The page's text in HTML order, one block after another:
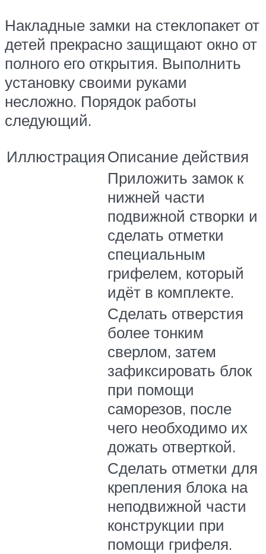
Накладные замки на стеклопакет от
детей прекрасно защищают окно от
полного его открытия. Выполнить
установку своими руками
несложно. Порядок работы
следующий.​
ИллюстрацияОписание действия
Приложить замок к
нижней части
подвижной створки и
сделать отметки
специальным
грифелем, который
идёт в комплекте.
Сделать отверстия
более тонким
сверлом, затем
зафиксировать блок
при помощи
саморезов, после
чего необходимо их
дожать отверткой.
Сделать отметки для
крепления блока на
неподвижной части
конструкции при
помощи грифеля.